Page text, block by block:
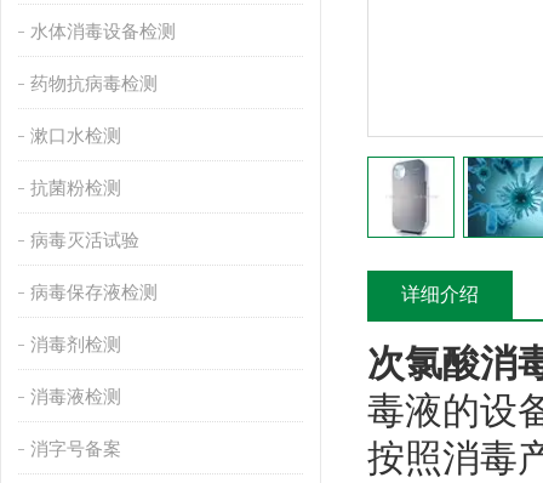
水体消毒设备检测
药物抗病毒检测
漱口水检测
抗菌粉检测
病毒灭活试验
病毒保存液检测
消毒剂检测
消毒液检测
消字号备案
详细介绍
次氯酸消
毒液的设
按照消毒